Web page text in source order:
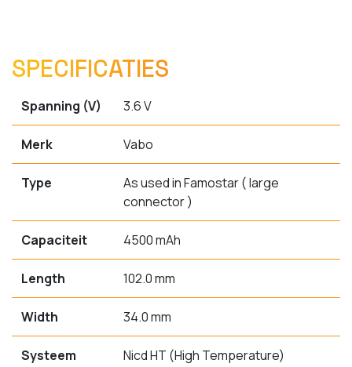
SPECIFICATIES
Spanning (V) 3.6 V
Merk Vabo
Type
As used in Famostar ( large
connector )
Capaciteit 4500 mAh
Length 102.0 mm
Width 34.0 mm
Systeem Nicd HT (High Temperature)